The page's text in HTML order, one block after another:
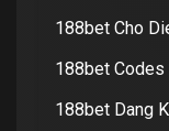
188bet Cho
188bet Codes
188bet Dang